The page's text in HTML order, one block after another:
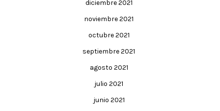
diciembre 2021
noviembre 2021
octubre 2021
septiembre 2021
agosto 2021
julio 2021
junio 2021